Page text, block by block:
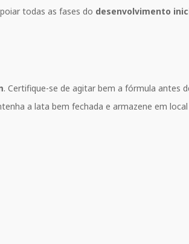
todas as fases do desenvolvimento
. Certifique-se de agitar bem a fórmula antes
a lata bem fechada e armazene em local